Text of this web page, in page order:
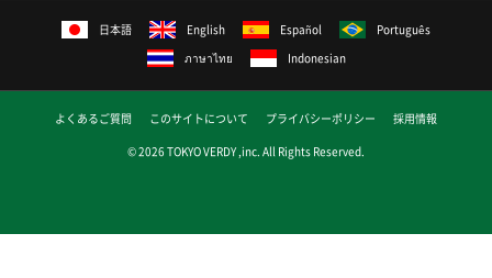
日本語 English Español
Português
ภาษาไทย
Indonesian
よくあるご質問 このサイトについて プライバシーポリシー
採用情報
© 2026 TOKYO VERDY ,inc. All Rights Reserved.